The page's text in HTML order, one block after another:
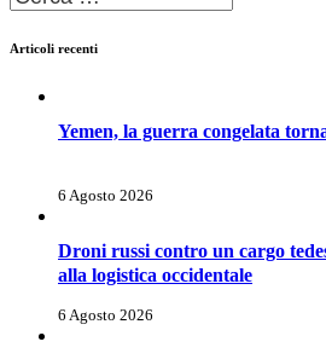
per:
Articoli recenti
Yemen, la guerra congelata
6 Agosto 2026
Droni russi contro un cargo
alla logistica occidentale
6 Agosto 2026